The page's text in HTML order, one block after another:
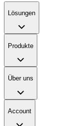
Lösungen
Produkte
Über uns
Account